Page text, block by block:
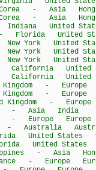
- Asia Hong
- Asia Hong
United
Florida United
York United
York United
York United
California United
California United
Kingdom - Europe
Kingdom - Europe
Kingdom - Europe
- Asia India
- Europe Europe
- - Australia
United States
United States
- Asia Hong
- Europe